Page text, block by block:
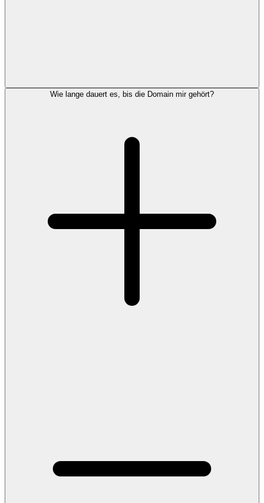
Wie lange dauert es, bis die Domain mir gehört?